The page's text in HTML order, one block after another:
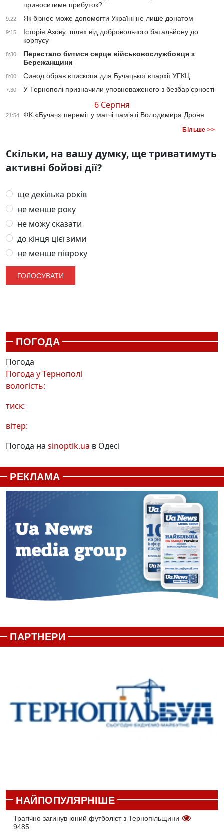
приноситиме прибуток?
9:22 Як бізнес може допомогти Україні не лише донатом
9:15
Історія Азову: шлях від добровольчого батальйону до
корпусу
8:30
Перестало битися серце військовослужбовця з
Бережанщини
8:00 Синод обрав єпископа для Бучацької єпархії УГКЦ
7:30 У Тернополі призначили уповноваженого з безбар’єрності
6 Серпня
21:54 ФК «Бучач» переміг у матчі пам’яті Володимира Дроня
Більше >>
Скільки, на вашу думку, ще триватимуть
активні бойові дії?
ще декілька років
не менше року
не можу сказати
до кінця цієї зими
не менше півроку
ПОГОДА
Погода
Погода уТернополі
вологість:
тиск:
вітер:
Погода на sinoptik.ua в Одесі
РЕКЛАМА
ПАРТНЕРИ
НАЙПОПУЛЯРНІШЕ
Трагічно загинув юний футболіст з Тернопільщини
9485